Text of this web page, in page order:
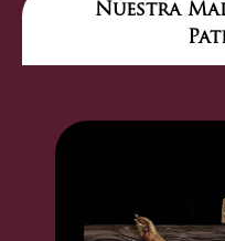
Nuestra